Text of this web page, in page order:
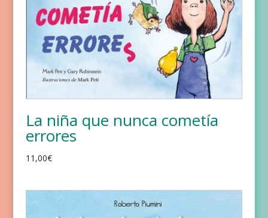
La niña que nunca cometía
errores
11,00€